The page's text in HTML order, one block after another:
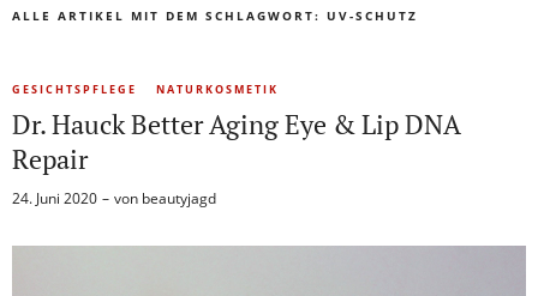
ALLE ARTIKEL MIT DEM SCHLAGWORT: UV-SCHUTZ
GESICHTSPFLEGE NATURKOSMETIK
Dr. Hauck Better Aging Eye & Lip DNA
Repair
24. Juni 2020 von beautyjagd